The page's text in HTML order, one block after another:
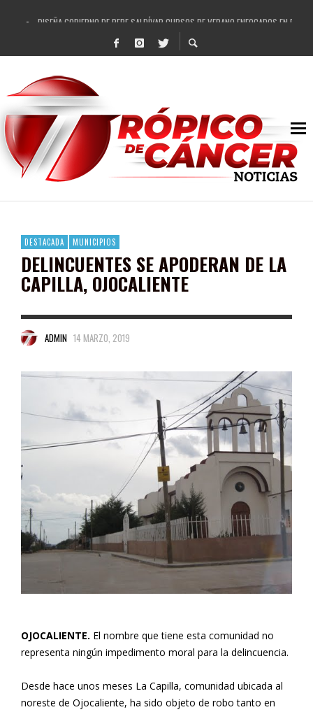
DISEÑA GOBIERNO DE PEPE SALDÍVAR CURSOS DE VERANO ENFOCADOS EN
REFRENDAN LOS 28 DELEGADOS Y 14 COMISARIADOS DE GUADALUPE APOYO A
FORTALECE GOBIERNO DE PEPE SALDÍVAR LA EDUCACIÓN EN LA ZACATECANA
GOBIERNO DE PEPE SALDÍVAR Y GRUPO FEMSA GENERAN MÁS DE 3 MIL EMPLEOS
CUARTA FERIA EXPO AGROPECUARIA TRAJO BENEFICIO DIRECTO A GUADALUPE:
RECONOCE PEPE SALDÍVAR A ARTISTA ZACATECANA VICTORIA HERNÁNDEZ
EGRESA GOBIERNO DE PEPE SALDÍVAR A 500 NUEVAS EMPRESARIAS
SON MUJERES GUADALUPENSES PRINCIPALES BENEFICIADAS DEL PROGRAMA
DESTACADA MUNICIPIOS
DELINCUENTES SE APODERAN DE LA
CAPILLA, OJOCALIENTE
ADMIN 14 MARZO, 2019
OJOCALIENTE. El nombre que tiene esta comunidad no
representa ningún impedimento moral para la delincuencia.
Desde hace unos meses La Capilla, comunidad ubicada al
noreste de Ojocaliente, ha sido objeto de robo tanto en